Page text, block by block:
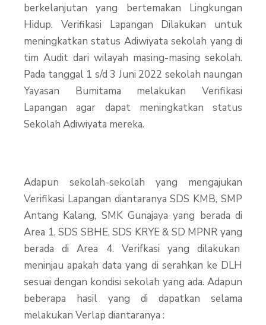
berkelanjutan yang bertemakan Lingkungan
Hidup. Verifikasi Lapangan Dilakukan untuk
meningkatkan status Adiwiyata sekolah yang di
tim Audit dari wilayah masing-masing sekolah.
Pada tanggal 1 s/d 3 Juni 2022 sekolah naungan
Yayasan Bumitama melakukan Verifikasi
Lapangan agar dapat meningkatkan status
Sekolah Adiwiyata mereka.
Adapun sekolah-sekolah yang mengajukan
Verifikasi Lapangan diantaranya SDS KMB, SMP
Antang Kalang, SMK Gunajaya yang berada di
Area 1, SDS SBHE, SDS KRYE & SD MPNR yang
berada di Area 4. Verifkasi yang dilakukan
meninjau apakah data yang di serahkan ke DLH
sesuai dengan kondisi sekolah yang ada. Adapun
beberapa hasil yang di dapatkan selama
melakukan Verlap diantaranya :